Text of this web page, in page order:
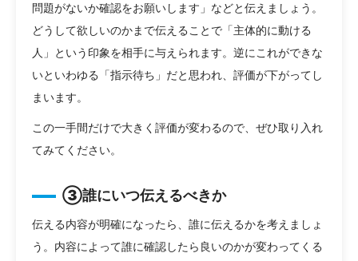
問題がないか確認をお願いします」などと伝えましょう。
どうして欲しいのかまで伝えることで「主体的に動ける
人」という印象を相手に与えられます。逆にこれができな
いといわゆる「指示待ち」だと思われ、評価が下がってし
まいます。
この一手間だけで大きく評価が変わるので、ぜひ取り入れ
てみてください。
③誰にいつ伝えるべきか
伝える内容が明確になったら、誰に伝えるかを考えましょ
う。内容によって誰に確認したら良いのかが変わってくる